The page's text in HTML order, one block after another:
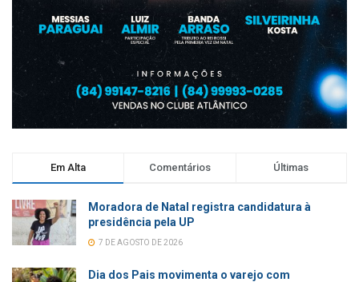
Em Alta Comentários Últimas
Moradora de Natal registra candidatura à
presidência pela UP
7 DE AGOSTO DE 2026
Dia dos Pais movimenta o varejo com